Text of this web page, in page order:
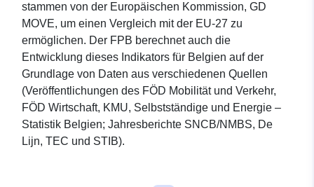
stammen von der Europäischen Kommission, GD
MOVE, um einen Vergleich mit der EU-27 zu
ermöglichen. Der FPB berechnet auch die
Entwicklung dieses Indikators für Belgien auf der
Grundlage von Daten aus verschiedenen Quellen
(Veröffentlichungen des FÖD Mobilität und Verkehr,
FÖD Wirtschaft, KMU, Selbstständige und Energie –
Statistik Belgien; Jahresberichte SNCB/NMBS, De
Lijn, TEC und STIB).